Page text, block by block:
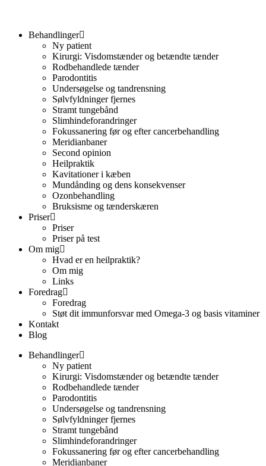
Behandlinger
Ny patient
Kirurgi: Visdomstænder og betændte tænder
Rodbehandlede tænder
Parodontitis
Undersøgelse og tandrensning
Sølvfyldninger fjernes
Stramt tungebånd
Slimhindeforandringer
Fokussanering før og efter cancerbehandling
Meridianbaner
Second opinion
Heilpraktik
Kavitationer i kæben
Mundånding og dens konsekvenser
Ozonbehandling
Bruksisme og tænderskæren
Priser
Priser
Priser på test
Om mig
Hvad er en heilpraktik?
Om mig
Links
Foredrag
Foredrag
Støt dit immunforsvar med Omega-3 og basis vitaminer
Kontakt
Blog
Behandlinger
Ny patient
Kirurgi: Visdomstænder og betændte tænder
Rodbehandlede tænder
Parodontitis
Undersøgelse og tandrensning
Sølvfyldninger fjernes
Stramt tungebånd
Slimhindeforandringer
Fokussanering før og efter cancerbehandling
Meridianbaner